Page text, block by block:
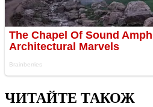
ЧИТАЙТЕ ТАКОЖ